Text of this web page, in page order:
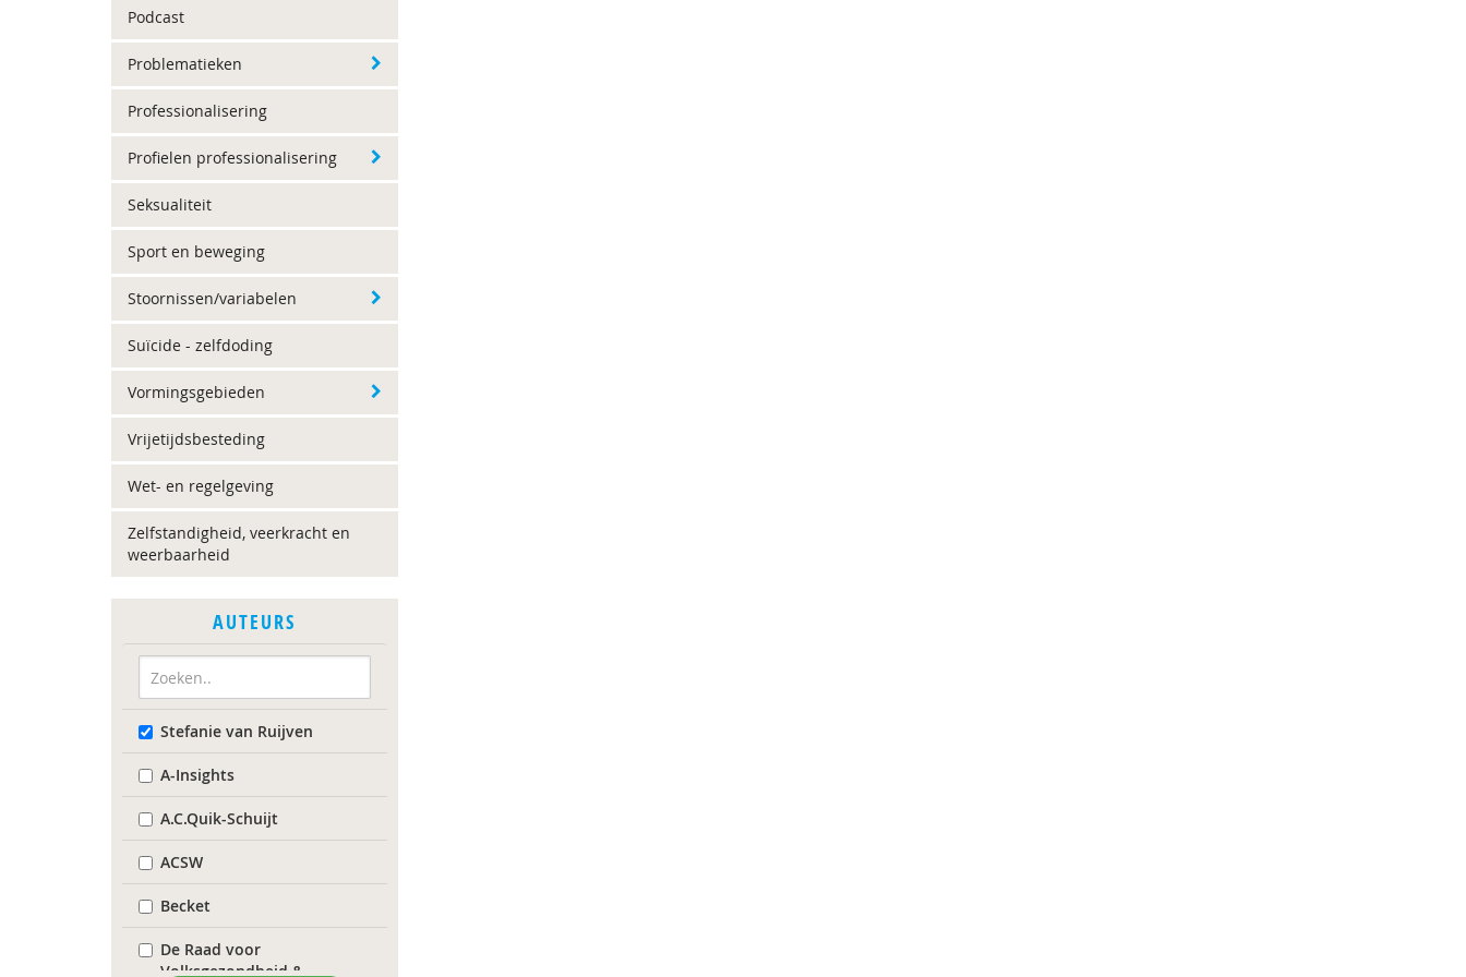
Podcast
Problematieken
Professionalisering
Profielen professionalisering
Seksualiteit
Sport en beweging
Stoornissen/variabelen
Suïcide - zelfdoding
Vormingsgebieden
Vrijetijdsbesteding
Wet- en regelgeving
Zelfstandigheid, veerkracht en
weerbaarheid
AUTEURS
Stefanie van Ruijven
A-Insights
A.C.Quik-Schuijt
ACSW
Becket
De Raad voor
Volksgezondheid &